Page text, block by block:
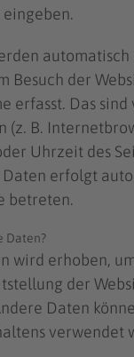
Besuch der
erfasst. Das
(z. B.
Uhrzeit des
Daten erfolgt
betreten.
Daten?
wird erhoben,
der
Daten
verwendet